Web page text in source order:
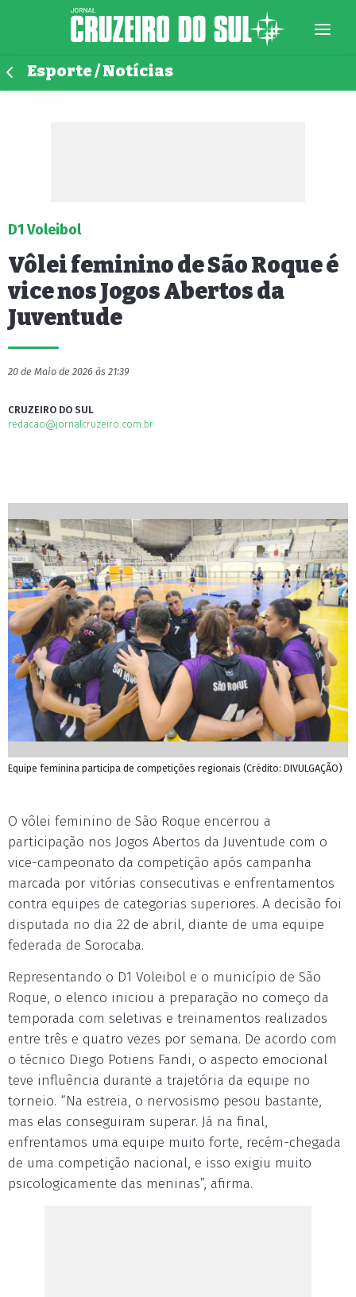
Esporte / Notícias
D1 Voleibol
Vôlei feminino de São Roque é
vice nos Jogos Abertos da
Juventude
20 de Maio de 2026 às 21:39
CRUZEIRO DO SUL
redacao@jornalcruzeiro.com.br
Equipe feminina participa de competições regionais (Crédito: DIVULGAÇÃO)
O vôlei feminino de São Roque encerrou a
participação nos Jogos Abertos da Juventude com o
vice-campeonato da competição após campanha
marcada por vitórias consecutivas e enfrentamentos
contra equipes de categorias superiores. A decisão foi
disputada no dia 22 de abril, diante de uma equipe
federada de Sorocaba.
Representando o D1 Voleibol e o município de São
Roque, o elenco iniciou a preparação no começo da
temporada com seletivas e treinamentos realizados
entre três e quatro vezes por semana. De acordo com
o técnico Diego Potiens Fandi, o aspecto emocional
teve influência durante a trajetória da equipe no
torneio. “Na estreia, o nervosismo pesou bastante,
mas elas conseguiram superar. Já na final,
enfrentamos uma equipe muito forte, recém-chegada
de uma competição nacional, e isso exigiu muito
psicologicamente das meninas”, afirma.